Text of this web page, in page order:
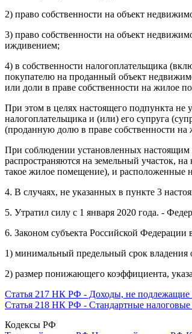
2) право собственности на объект
3) право собственности на объект
иждивением;
4) в собственности налогоплательщика
покупателю на проданный объект
или доли в праве собственности на жилое
При этом в целях настоящего подпункта не
налогоплательщика и (или) его супруга
(проданную долю в праве собственности
При соблюдении установленных
распространяются на земельный участок,
такое жилое помещение), и расположенные
4. В случаях, не указанных в пункте 3
5. Утратил силу с 1 января 2020 года. -
6. Законом субъекта Российской
1) минимальный предельный срок
2) размер понижающего коэффициента,
Статья 217 НК РФ - Доходы, не подлежащие
Статья 218 НК РФ - Стандартные
Кодексы РФ